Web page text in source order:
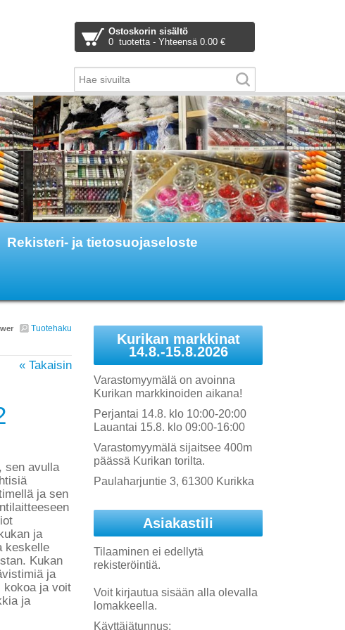
Ostoskorin sisältö
0 tuotetta - Yhteensä 0.00 €
Rekisteri- ja tietosuojaseloste
Tuotehaku
« Takaisin
sen avulla
ja sen
ja
keskelle
Kukan
ja
kokoa ja voit
ja
Kurikan markkinat
14.8.-15.8.2026
Varastomyymälä on avoinna
Kurikan markkinoiden aikana!
Perjantai 14.8. klo 10:00-20:00
Lauantai 15.8. klo 09:00-16:00
Varastomyymälä sijaitsee 400m
päässä Kurikan torilta.
Paulaharjuntie 3, 61300 Kurikka
Asiakastili
Tilaaminen ei edellytä
rekisteröintiä.
Voit kirjautua sisään alla olevalla
lomakkeella.
Käyttäjätunnus: